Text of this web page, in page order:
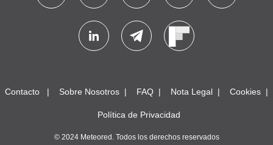
Contacto Sobre Nosotros FAQ Nota Legal Cookies
Política de Privacidad
© 2024 Meteored. Todos los derechos reservados